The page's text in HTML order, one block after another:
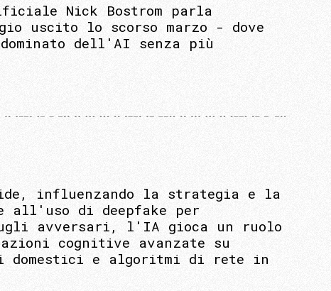
Nick Bostrom parla
uscito lo scorso marzo - dove
dell'AI senza più
influenzando la strategia e la
di deepfake per
avversari, l'IA gioca un ruolo
cognitive avanzate su
domestici e algoritmi di rete in